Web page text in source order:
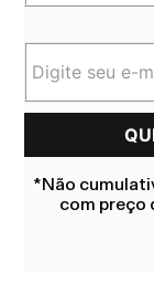
*Não
com preço